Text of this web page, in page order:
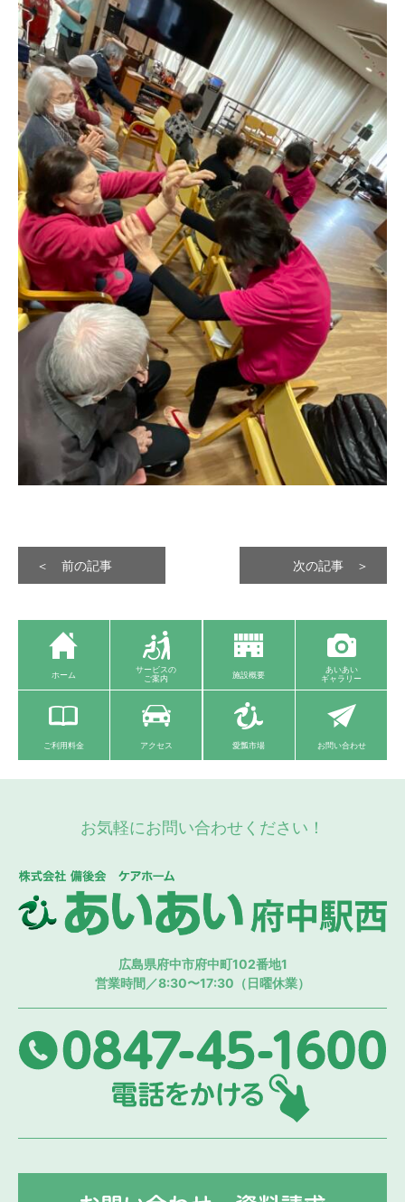
次の記事 ＞
＜ 前の記事
ホーム
サービスの
ご案内
施設概要
あいあい
ギャラリー
ご利用料金 アクセス 愛瓢市場 お問い合わせ
お気軽にお問い合わせください！
広島県府中市府中町102番地1
営業時間／8:30〜17:30（日曜休業）